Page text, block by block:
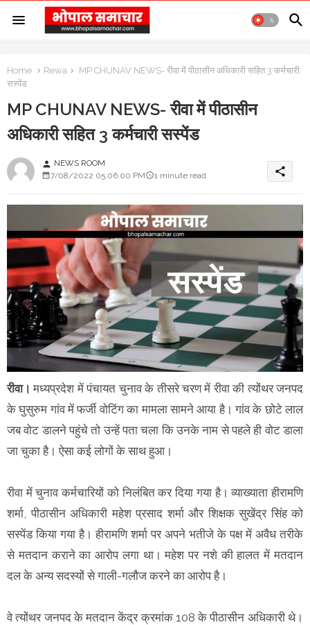
Home Rewa
MP CHUNAV NEWS- रीवा में पीठासीन अधिकारी सहित 3 कर्मचारी
सस्पेंड
MP CHUNAV NEWS- रीवा में पीठासीन
अधिकारी सहित 3 कर्मचारी सस्पेंड
person NEWS ROOM
7/08/2022 05:06:00 PM
1 minute read share
रीवा। मध्यप्रदेश में पंचायत चुनाव के तीसरे चरण में रीवा की त्योंथर जनपद
के घुसुरुम गांव में फर्जी वोटिंग का मामला सामने आया है। गांव के छोटे लाल
जब वोट डालने पहुंचे तो उन्हें पता चला कि उनके नाम से पहले ही वोट डाला
जा चुका है। ऐसा कई लोगों के साथ हुआ।
रीवा में चुनाव कर्मचारियों को निलंबित कर दिया गया है। व्याख्याता हीरामणि
शर्मा, पीठासीन अधिकारी महेश प्रसाद शर्मा और शिक्षक सुखेंद्र सिंह को
सस्पेंड किया गया है। हीरामणि शर्मा पर अपने भतीजे के पक्ष में अवैध तरीके
से मतदान कराने का आरोप लगा था। महेश पर नशे की हालत में मतदान
दल के अन्य सदस्यों से गाली-गलौज करने का आरोप है।
वे त्योंथर जनपद के मतदान केंद्र क्रमांक 108 के पीठासीन अधिकारी थे।